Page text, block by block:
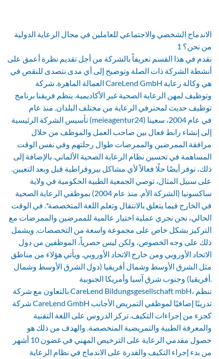
الاندماج الشخصي والاجتماعي للعاملين في مجال الرعاية الدولية
1 من نحن؟
نقدم في هذا القسم تعريفاً بالشركة من أجل تقديم نظرة أعمق على
أنشطة الشركة ذات الصلة وتوضيح إلى أي مدى نتصدى للنقص في
العمالة الماهرة. شركة CareLend GmbH هي وكالة رعاية
وتوظيف لمهن الرعاية الصحية غير الأكاديمية. ينظم فريقنا برنامج
توظيف حديث لمحترفي الرعاية من مختلف البلدان. منذ عام
تأسيس الشركة الرئيسية (meieagentur24) في عام 2004، سعينا
إلى إنشاء رابط فعال بين صاحب العمل والموظف من خلال
مرافقة الممرضين والممرضات طوال رحلتهم وفي نفس الوقت
المساهمة في تحسين نظام الرعاية الصحية الألماني. بالإضافة إلى
ذلك، نوفر أيضًا حلًا فعالاً لأي مشاكل بيروقراطية قبل وبعد التعيين.
على سبيل المثال، توصي الجمعية الطبية الحكومية في ولاية
ساكسونيا (الشركة الأم. منذ عام 2004) بموظفي الرعاية الصحية
في الخارج فيما يتعلق بالانتقال وتعلم اللغة المتخصصة*. في الوقت
الحالي، نحن نجري عملية اختيار عالمية للممرضين والممرضات مع
التركيز بشكل خاص على مجموعة واسعة من التخصصات. ويشمل
ذلك على وجه الخصوص، ولكن ليس حصرياً، الموظفين من دول
الاتحاد الأوروبي ومن خارج الاتحاد الأوروبي. ويأتي هؤلاء من مناطق
مثل الشرق الأوسط وشمال أفريقيا (دول الشرق الأوسط وشمال
أفريقيا) وجنوب شرق آسيا وأمريكا الجنوبية.
بالتعاون مع شركة CareLend Bildungsgesellschaft mbH، تنظم
شركة CareLend GmbH تدريبًا إضافيًا لموظفي التمريض الأجانب
كجزء من إجراءات التكيف. تركز الدروس على اللغة التقنية
والمعرفة الطبية والتمريضية المتخصصة. والهدف من ذلك هو
حصول مقدمي الرعاية على الترخيص المهني في غضون 10 أشهر
من بدء إجراء التكيف والقدرة على الاندماج في نظام الرعاية